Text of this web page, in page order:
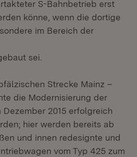
S-Bahnbetrieb erst
könne, wenn die dortige
im Bereich der
sei.
Strecke Mainz –
die Modernisierung der
2015 erfolgreich
hier werden bereits ab
und innen redesignte und
vom Typ 425 zum